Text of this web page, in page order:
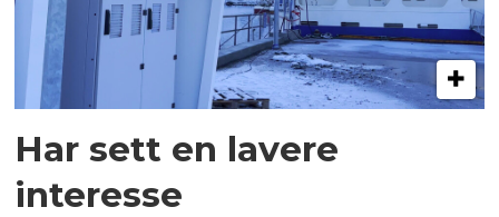
Har sett en lavere
interesse